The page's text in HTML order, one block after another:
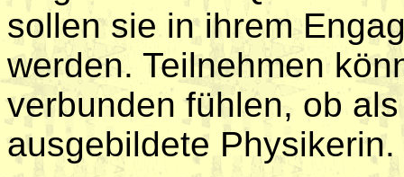
sollen sie in ihrem
werden. Teilnehmen
verbunden fühlen, ob
ausgebildete Physikerin.